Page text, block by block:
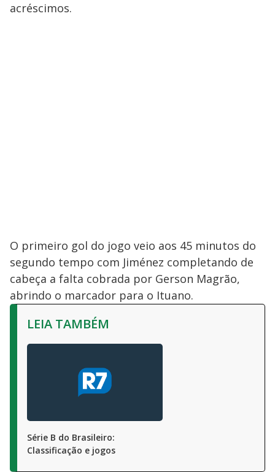
acréscimos.
O primeiro gol do jogo veio aos 45 minutos do
segundo tempo com Jiménez completando de
cabeça a falta cobrada por Gerson Magrão,
abrindo o marcador para o Ituano.
LEIA TAMBÉM
Série B do Brasileiro:
Classificação e jogos